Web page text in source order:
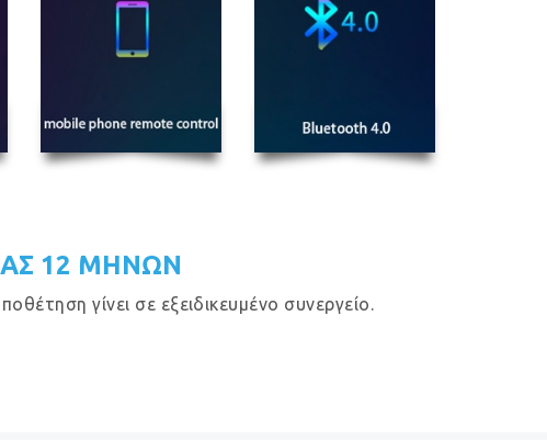
12 ΜΗΝΩΝ
γίνει σε εξειδικευμένο συνεργείο.